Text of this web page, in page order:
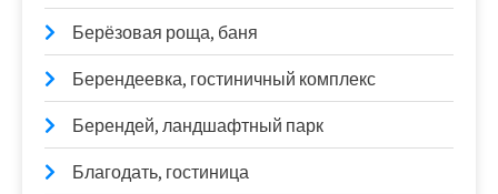
Берёзовая роща, баня
Берендеевка, гостиничный комплекс
Берендей, ландшафтный парк
Благодать, гостиница